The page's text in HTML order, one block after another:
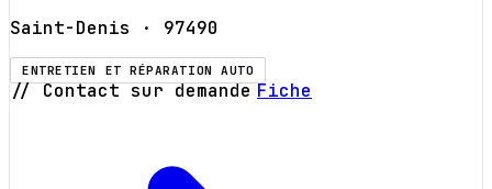
Saint-Denis · 97490
ENTRETIEN ET RÉPARATION AUTO
// Contact sur demande Fiche